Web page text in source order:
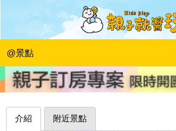
@景點
彩蝶飛舞親子趣，好充實
驗～南投鳳凰谷鳥園生態
昕滿奕足|2014-08-04
介紹 附近景點